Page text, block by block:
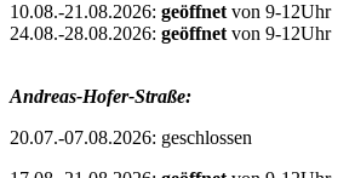
10.08.-21.08.2026: geöffnet von 9-12Uhr
24.08.-28.08.2026: geöffnet von 9-12Uhr
Andreas-Hofer-Straße:
20.07.-07.08.2026: geschlossen